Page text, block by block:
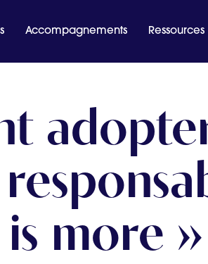
Accompagnements Ressources
more »